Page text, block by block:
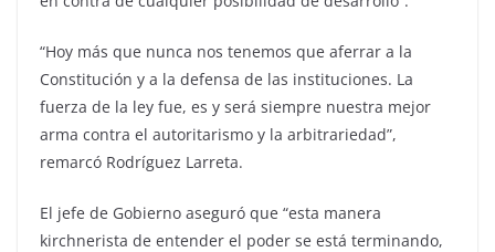
“Hoy más que nunca nos tenemos que aferrar a la
Constitución y a la defensa de las instituciones. La
fuerza de la ley fue, es y será siempre nuestra mejor
arma contra el autoritarismo y la arbitrariedad”,
remarcó Rodríguez Larreta.
El jefe de Gobierno aseguró que “esta manera
kirchnerista de entender el poder se está terminando,